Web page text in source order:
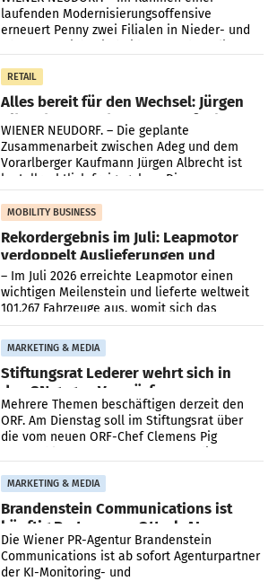
laufenden Modernisierungsoffensive
erneuert Penny zwei Filialen in Nieder- und
RETAIL
Alles bereit für den Wechsel: Jürgen
Albrecht setzt ab 1.1.2027 auf Adeg
WIENER NEUDORF. – Die geplante
Zusammenarbeit zwischen Adeg und dem
Vorarlberger Kaufmann Jürgen Albrecht ist
kartellrechtlich freigegeben: Die
Bundeswettbewerbsbehörde und der
Bundeskartellanwalt
MOBILITY BUSINESS
Rekordergebnis im Juli: Leapmotor
verdoppelt Auslieferungen und
überschreitet die 100.000er-Marke
– Im Juli 2026 erreichte Leapmotor einen
wichtigen Meilenstein und lieferte weltweit
101.267 Fahrzeuge aus, womit sich das
Ergebnis gegenüber Juli 2025 mehr als
verdoppelte (+102
MARKETING & MEDIA
Stiftungsrat Lederer wehrt sich in
den SN gegen Vorwürfe
Mehrere Themen beschäftigen derzeit den
ORF. Am Dienstag soll im Stiftungsrat über
die vom neuen ORF-Chef Clemens Pig
MARKETING & MEDIA
Brandenstein Communications ist
künftig Partner von OtterlyAI
Die Wiener PR-Agentur Brandenstein
Communications ist ab sofort Agenturpartner
der KI-Monitoring- und